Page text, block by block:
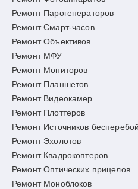
Ремонт Парогенераторов
Ремонт Смарт-часов
Ремонт Объективов
Ремонт МФУ
Ремонт Мониторов
Ремонт Планшетов
Ремонт Видеокамер
Ремонт Плоттеров
Ремонт Источников
Ремонт Эхолотов
Ремонт Квадрокоптеров
Ремонт Оптических прицелов
Ремонт Моноблоков